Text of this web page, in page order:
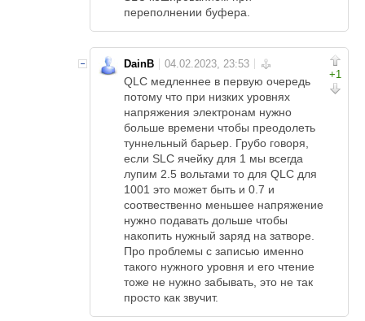
переполнении буфера.
+1
DainB
QLC медленнее в первую очередь
потому что при низких уровнях
напряжения электронам нужно
больше времени чтобы преодолеть
туннельный барьер. Грубо говоря,
если SLC ячейку для 1 мы всегда
лупим 2.5 вольтами то для QLC для
1001 это может быть и 0.7 и
соотвественно меньшее напряжение
нужно подавать дольше чтобы
накопить нужный заряд на затворе.
Про проблемы с записью именно
такого нужного уровня и его чтение
тоже не нужно забывать, это не так
просто как звучит.